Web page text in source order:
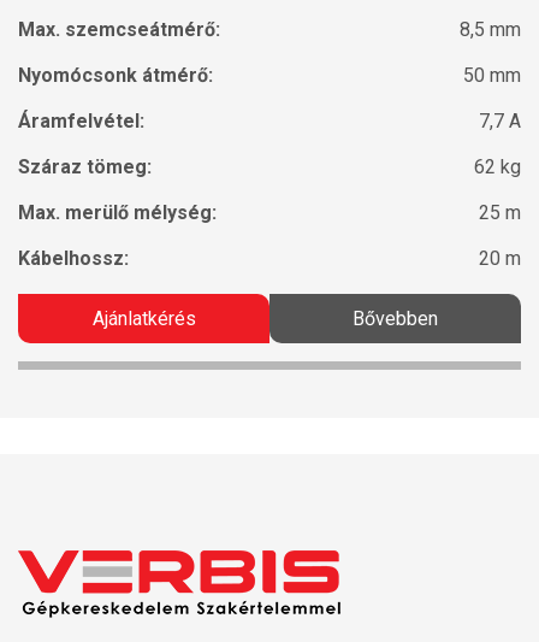
Max. szemcseátmérő:
8,5 mm
Nyomócsonk átmérő:
50 mm
Áramfelvétel:
7,7 A
Száraz tömeg:
62 kg
Max. merülő mélység:
25 m
Kábelhossz:
20 m
Ajánlatkérés Bővebben